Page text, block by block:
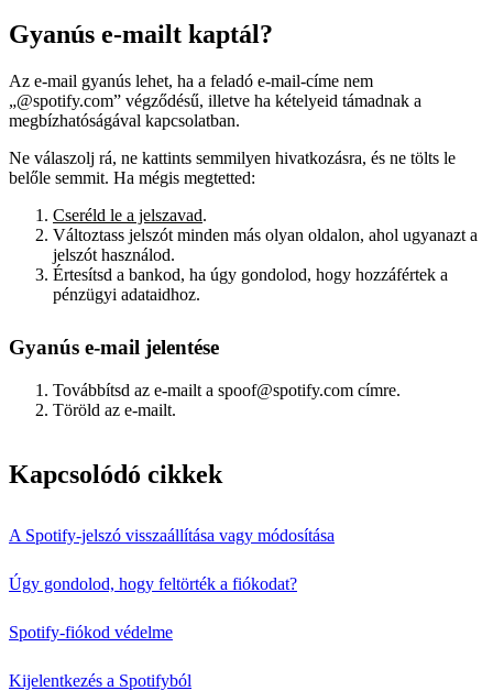
Gyanús e-mailt kaptál?
Az e-mail gyanús lehet, ha a feladó e-mail-címe nem
„@spotify.com” végződésű, illetve ha kételyeid támadnak a
megbízhatóságával kapcsolatban.
Ne válaszolj rá, ne kattints semmilyen hivatkozásra, és ne tölts le
belőle semmit. Ha mégis megtetted:
Cseréld le a jelszavad.
Változtass jelszót minden más olyan oldalon, ahol ugyanazt a
jelszót használod.
Értesítsd a bankod, ha úgy gondolod, hogy hozzáfértek a
pénzügyi adataidhoz.
Gyanús e-mail jelentése
Továbbítsd az e-mailt a spoof@spotify.com címre.
Töröld az e-mailt.
Kapcsolódó cikkek
A Spotify-jelszó visszaállítása vagy módosítása
Úgy gondolod, hogy feltörték a fiókodat?
Spotify-fiókod védelme
Kijelentkezés a Spotifyból